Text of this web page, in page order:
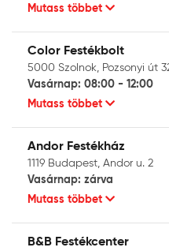
Mutass többet
Color Festékbolt
5000 Szolnok, Pozsonyi út
Vasárnap: 08:00 - 12:00
Mutass többet
Andor Festékház
1119 Budapest, Andor u. 2
Vasárnap: zárva
Mutass többet
B&B Festékcenter